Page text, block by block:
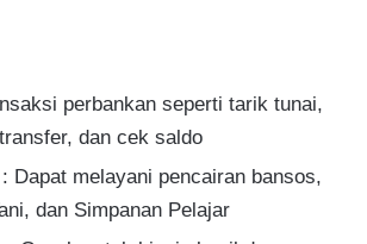
perbankan seperti tarik tunai,
dan cek saldo
Dapat melayani pencairan bansos,
dan Simpanan Pelajar